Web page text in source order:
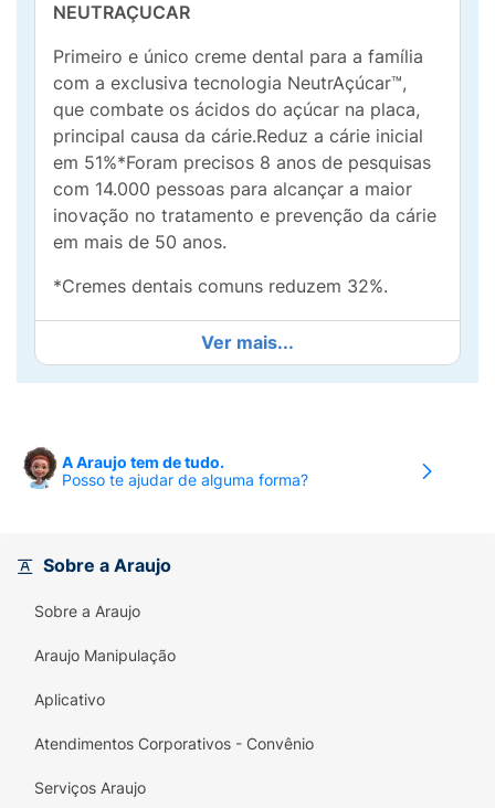
NEUTRAÇUCAR
Primeiro e único creme dental para a família
com a exclusiva tecnologia NeutrAçúcar™,
que combate os ácidos do açúcar na placa,
principal causa da cárie.Reduz a cárie inicial
em 51%*Foram precisos 8 anos de pesquisas
com 14.000 pessoas para alcançar a maior
inovação no tratamento e prevenção da cárie
em mais de 50 anos.
*Cremes dentais comuns reduzem 32%.
Ver mais...
A Araujo tem de tudo.
Posso te ajudar de alguma forma?
Sobre a Araujo
Sobre a Araujo
Araujo Manipulação
Aplicativo
Atendimentos Corporativos - Convênio
Serviços Araujo